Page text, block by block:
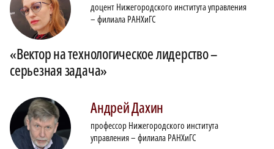
доцент Нижегородского института управления
– филиала РАНХиГС
«Вектор на технологическое лидерство –
серьезная задача»
АндрейДахин
профессор Нижегородского института
управления – филиала РАНХиГС